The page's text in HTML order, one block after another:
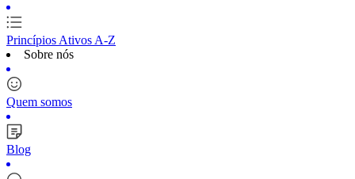
Princípios Ativos A-Z
Sobre nós
Quem somos
Blog